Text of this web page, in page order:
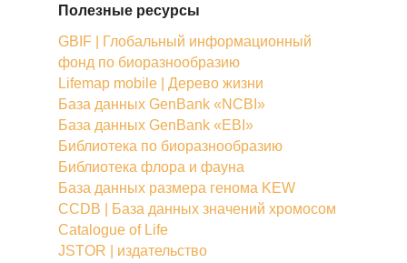
Полезные ресурсы
GBIF | Глобальный информационный
фонд по биоразнообразию
Lifemap mobile | Дерево жизни
База данных GenBank «NCBI»
База данных GenBank «EBI»
Библиотека по биоразнообразию
Библиотека флора и фауна
База данных размера генома KEW
CCDB | База данных значений хромосом
Catalogue of Life
JSTOR | издательство